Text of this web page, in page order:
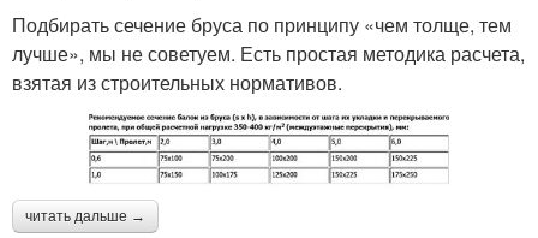
Подбирать сечение бруса по принципу «чем толще, тем
лучше», мы не советуем. Есть простая методика расчета,
взятая из строительных нормативов.
читать дальше →